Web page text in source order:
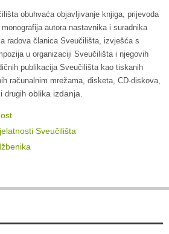
obuhvaća objavljivanje knjiga, prijevoda
autora nastavnika i suradnika
radova članica Sveučilišta, izvješća s
u organizaciji Sveučilišta i njegovih
publikacija Sveučilišta kao tiskanih
računalnim mrežama, disketa, CD-diskova,
drugih oblika izdanja.
Sveučilišta